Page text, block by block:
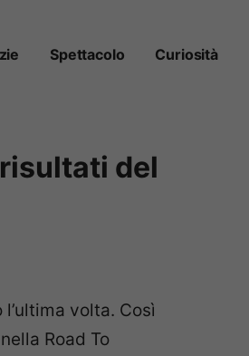
Spettacolo Curiosità
del
volta. Così
Road To